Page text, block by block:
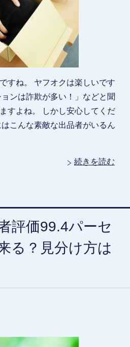
すね。 ヤフオクは楽しいです
ンは詐欺が多い！」などと聞
すよね。 しかし安心してくだ
こんな素敵な出品者がいるん
続きを読む
評価99.4パーセ
る？見分け方は